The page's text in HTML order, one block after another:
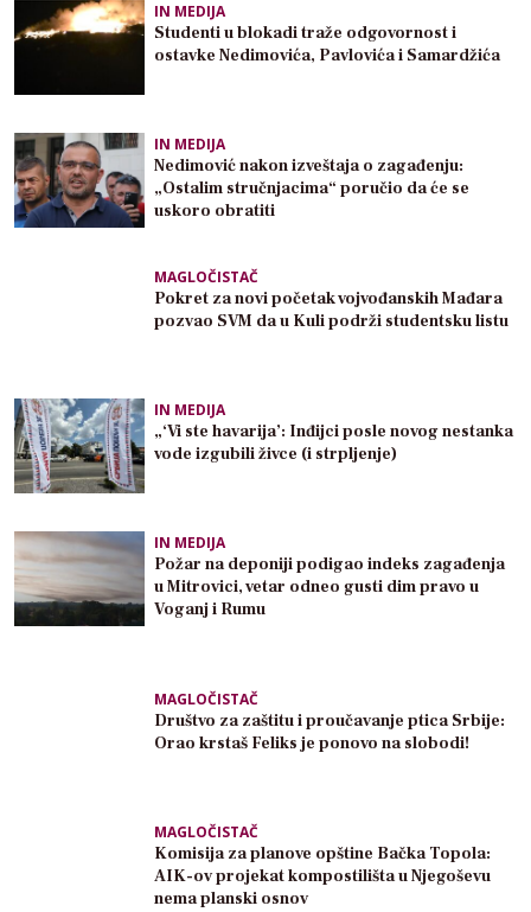
IN MEDIJA
Studenti u blokadi traže odgovornost i
ostavke Nedimovića, Pavlovića i Samardžića
IN MEDIJA
Nedimović nakon izveštaja o zagađenju:
„Ostalim stručnjacima“ poručio da će se
uskoro obratiti
MAGLOČISTAČ
Pokret za novi početak vojvođanskih Mađara
pozvao SVM da u Kuli podrži studentsku listu
IN MEDIJA
„‘Vi ste havarija’: Inđijci posle novog nestanka
vode izgubili živce (i strpljenje)
IN MEDIJA
Požar na deponiji podigao indeks zagađenja
u Mitrovici, vetar odneo gusti dim pravo u
Voganj i Rumu
MAGLOČISTAČ
Društvo za zaštitu i proučavanje ptica Srbije:
Orao krstaš Feliks je ponovo na slobodi!
MAGLOČISTAČ
Komisija za planove opštine Bačka Topola:
AIK-ov projekat kompostilišta u Njegoševu
nema planski osnov